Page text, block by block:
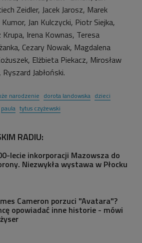
Zeidler, Jacek Jarosz, Marek
Jan Kulczycki, Piotr Siejka,
Irena Kownas, Teresa
Cezary Nowak, Magdalena
Elżbieta Piekacz, Mirosław
Jabłoński.
narodzenie dorota landowska dzieci
paula tytus czyżewski
RADIU:
lecie inkorporacji Mazowsza do
Niezwykła wystawa w Płocku
Cameron porzuci "Avatara"?
opowiadać inne historie - mówi